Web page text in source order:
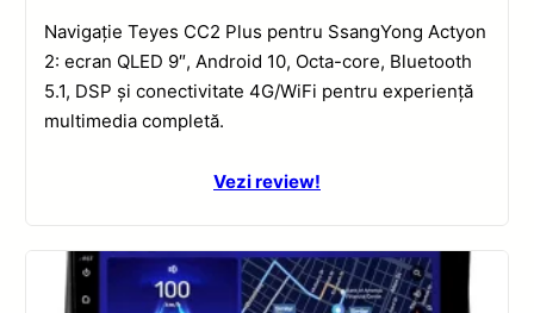
Navigație Teyes CC2 Plus pentru SsangYong Actyon
2: ecran QLED 9″, Android 10, Octa-core, Bluetooth
5.1, DSP și conectivitate 4G/WiFi pentru experiență
multimedia completă.
Vezi review!